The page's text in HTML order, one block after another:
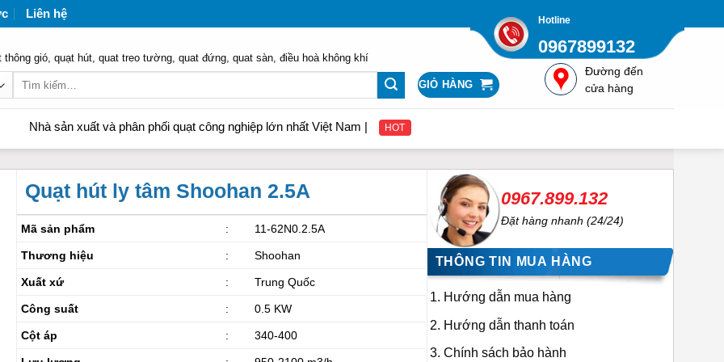
Liên hệ Hotline
0967899132
thông gió, quạt hút, quat treo tường, quat đứng, quat sàn, điều hoà không khí
GIỎ HÀNG
Đường đến
cửa hàng
sản xuất và phân phối quạt công nghiệp lớn nhất Việt Nam | Liên hệ để nhận được giá gốc từ nhà cung cấp Quatcongnghiepviet.com
HOT
Quạt hút ly tâm Shoohan 2.5A
Mã sản phẩm : 11-62N0.2.5A
Thương hiệu : Shoohan
Xuất xứ : Trung Quốc
Công suất : 0.5 KW
Cột áp : 340-400
0967.899.132
Đặt hàng nhanh (24/24)
THÔNG TIN MUA HÀNG
Hướng dẫn mua hàng
Hướng dẫn thanh toán
Chính sách bảo hành